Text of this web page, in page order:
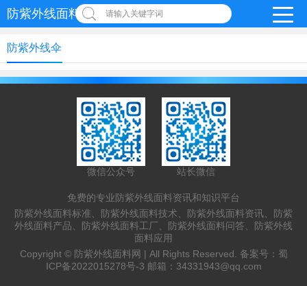
防紫外线面料网 请输入关键字词
防紫外线伞
微信公众号 站长微信
免费的专业防紫外线面料资讯和知识平台
防紫外线面料标准、防紫外线面料技术、防紫外线面料资讯、防紫
外线面料产品、防紫外线面料工厂、防紫外线面料问答、防紫外线
面料应用
Copyright © 防紫外线面料网 | All Rights Reserved. 备案号： 蜀
ICP备2022015278号-3 邮箱： 34331943@qq.com